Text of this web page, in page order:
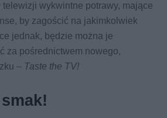
telewizji wykwintne potrawy, mające
by zagościć na jakimkolwiek
jednak, będzie można je
za pośrednictwem nowego,
– Taste the TV!